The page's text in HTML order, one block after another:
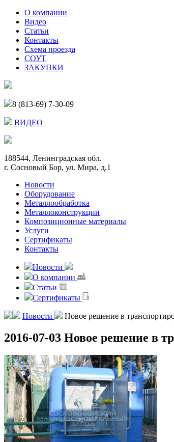
О компании
Видео
Статьи
Контакты
Схема проезда
СОУТ
ЗАКУПКИ
8 (813-69) 7-30-09
ВИДЕО
188544, Ленинградская обл.
г. Сосновый Бор, ул. Мира, д.1
Новости
Оборудование
Металлообработка
Металлоконструкции
Композиционные материалы
Услуги
Сертификаты
Контакты
Новости
О компании
Статьи
Сертификаты
Новости Новое решение в
2016-07-03 Новое решение в